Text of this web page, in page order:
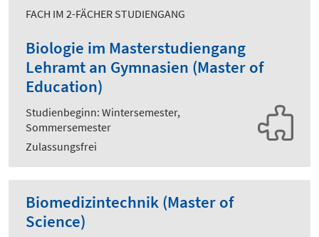
FACH IM 2-FÄCHER STUDIENGANG
Biologie im Masterstudiengang
Lehramt an Gymnasien (Master of
Education)
Studienbeginn: Wintersemester,
Sommersemester
Zulassungsfrei
Biomedizintechnik (Master of
Science)